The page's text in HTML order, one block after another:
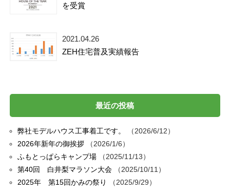
を受賞
2021.04.26
ZEH住宅普及実績報告
最近の投稿
弊社モデルハウス工事着工です。
2026/6/12
2026年新年の御挨拶
2026/1/6
ふもとっぱらキャンプ場
2025/11/13
第40回 白井梨マラソン大会
2025/10/11
2025年 第15回かみの祭り
2025/9/29